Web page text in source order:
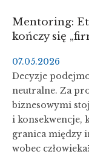
Mentoring:
kończy się
07.05.2026
Decyzje
neutralne. Za
biznesowymi
i konsekwencje,
granica między
wobec